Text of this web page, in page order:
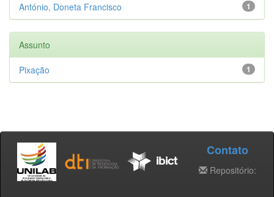
1
António, Doneta Francisco
Assunto
1
Pixação
Contato
Repositório: